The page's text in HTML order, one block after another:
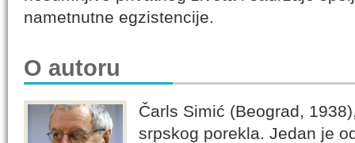
nametnutne egzistencije.
O autoru
Čarls Simić (Beograd,
srpskog porekla. Jedan je